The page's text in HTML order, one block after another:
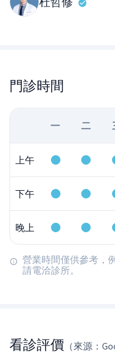
門診時間
一 二
上午
下午
晚上
營業時間僅供參考，
請電洽診所。
看診評價 （來源：